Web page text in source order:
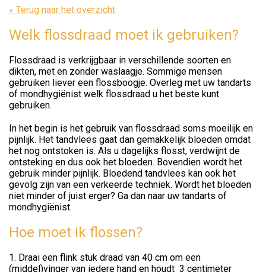
« Terug naar het overzicht
Welk flossdraad moet ik gebruiken?
Flossdraad is verkrijgbaar in verschillende soorten en
dikten, met en zonder waslaagje. Sommige mensen
gebruiken liever een flossboogje. Overleg met uw tandarts
of mondhygiënist welk flossdraad u het beste kunt
gebruiken.
In het begin is het gebruik van flossdraad soms moeilijk en
pijnlijk. Het tandvlees gaat dan gemakkelijk bloeden omdat
het nog ontstoken is. Als u dagelijks flosst, verdwijnt de
ontsteking en dus ook het bloeden. Bovendien wordt het
gebruik minder pijnlijk. Bloedend tandvlees kan ook het
gevolg zijn van een verkeerde techniek. Wordt het bloeden
niet minder of juist erger? Ga dan naar uw tandarts of
mondhygiënist.
Hoe moet ik flossen?
1. Draai een flink stuk draad van 40 cm om een
(middel)vinger van iedere hand en houdt 3 centimeter